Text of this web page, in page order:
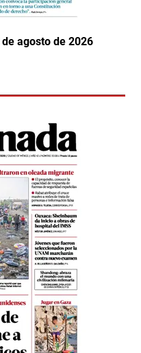
agosto de 2026